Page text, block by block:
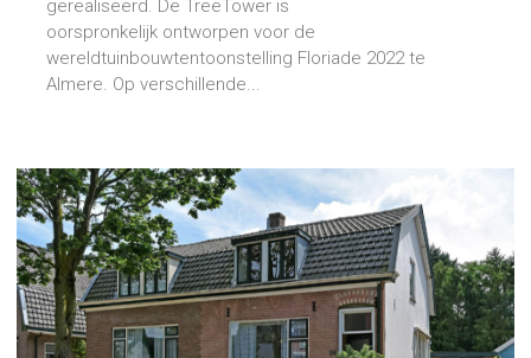
gerealiseerd. De TreeTower is
oorspronkelijk ontworpen voor de
wereldtuinbouwtentoonstelling Floriade 2022 te
Almere. Op verschillende...